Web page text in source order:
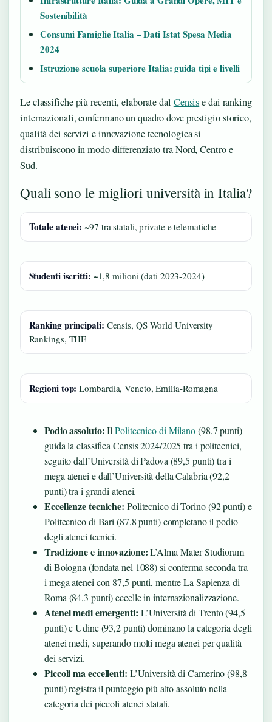
Sostenibilità
Consumi Famiglie Italia – Dati Istat Spesa Media
2024
Istruzione scuola superiore Italia: guida tipi e livelli
Le classifiche più recenti, elaborate dal Censise dai ranking
internazionali, confermano un quadro dove prestigio storico,
qualità dei servizi e innovazione tecnologica si
distribuiscono in modo differenziato tra Nord, Centro e
Sud.
Quali sono le migliori università in Italia?
Totale atenei: ~97 tra statali, private e telematiche
Studenti iscritti: ~1,8 milioni (dati 2023-2024)
Ranking principali: Censis, QS World University
Rankings, THE
Regioni top: Lombardia, Veneto, Emilia-Romagna
Podio assoluto:IlPolitecnico di Milano(98,7 punti)
guida la classifica Censis 2024/2025 tra i politecnici,
seguito dall’Università di Padova (89,5 punti) tra i
mega atenei e dall’Università della Calabria (92,2
punti) tra i grandi atenei.
Eccellenze tecniche: Politecnico di Torino (92 punti) e
Politecnico di Bari (87,8 punti) completano il podio
degli atenei tecnici.
Tradizione e innovazione:L’Alma Mater Studiorum
di Bologna (fondata nel 1088) si conferma seconda tra
i mega atenei con 87,5 punti, mentre La Sapienza di
Roma (84,3 punti) eccelle in internazionalizzazione.
Atenei medi emergenti: L’Università di Trento (94,5
punti) e Udine (93,2 punti) dominano la categoria degli
atenei medi, superando molti mega atenei per qualità
dei servizi.
Piccoli ma eccellenti: L’Università di Camerino (98,8
punti) registra il punteggio più alto assoluto nella
categoria dei piccoli atenei statali.